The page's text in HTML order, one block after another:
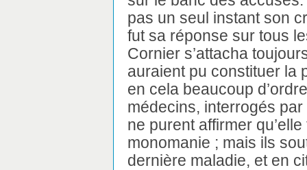
pas un seul instant son
fut sa réponse sur tous
Cornier s’attacha
auraient pu constituer la
en cela beaucoup
médecins, interrogés par
ne purent affirmer
monomanie ; mais ils
dernière maladie, et en